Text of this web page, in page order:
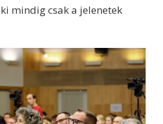
mindig csak a jelenetek